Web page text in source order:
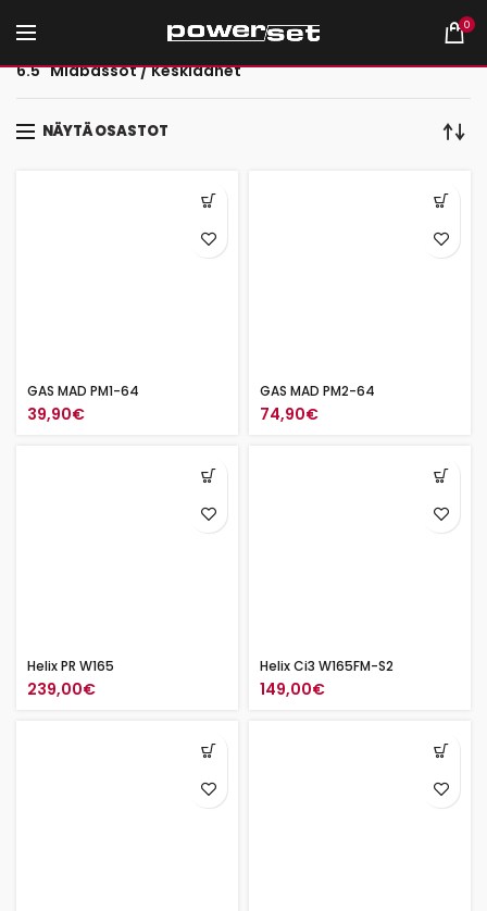
0
6.5" Midbassot / Keskiäänet
NÄYTÄ OSASTOT
GAS MAD PM1-64
39,90€
GAS MAD PM2-64
74,90€
Helix PR W165
239,00€
Helix Ci3 W165FM-S2
149,00€